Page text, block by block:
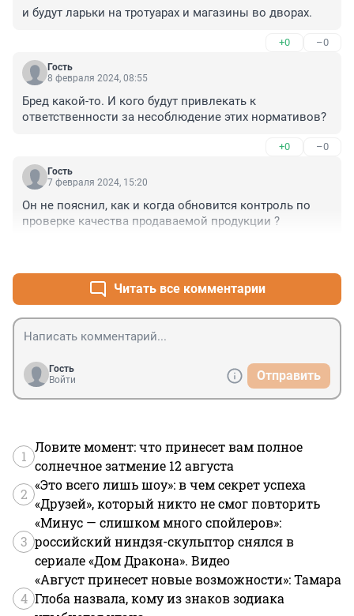
и будут ларьки на тротуарах и магазины во дворах.
+0 –0
Гость
8 февраля 2024, 08:55
Бред какой-то. И кого будут привлекать к
ответственности за несоблюдение этих нормативов?
+0 –0
Гость
7 февраля 2024, 15:20
Он не пояснил, как и когда обновится контроль по
проверке качества продаваемой продукции ?
Читать все комментарии
Гость
Войти
Отправить
1
Ловите момент: что принесет вам полное
солнечное затмение 12 августа
2
«Это всего лишь шоу»: в чем секрет успеха
«Друзей», который никто не смог повторить
3
«Минус — слишком много спойлеров»:
российский ниндзя-скульптор снялся в
сериале «Дом Дракона». Видео
4
«Август принесет новые возможности»: Тамара
Глоба назвала, кому из знаков зодиака